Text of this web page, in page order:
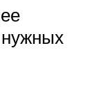
нужных